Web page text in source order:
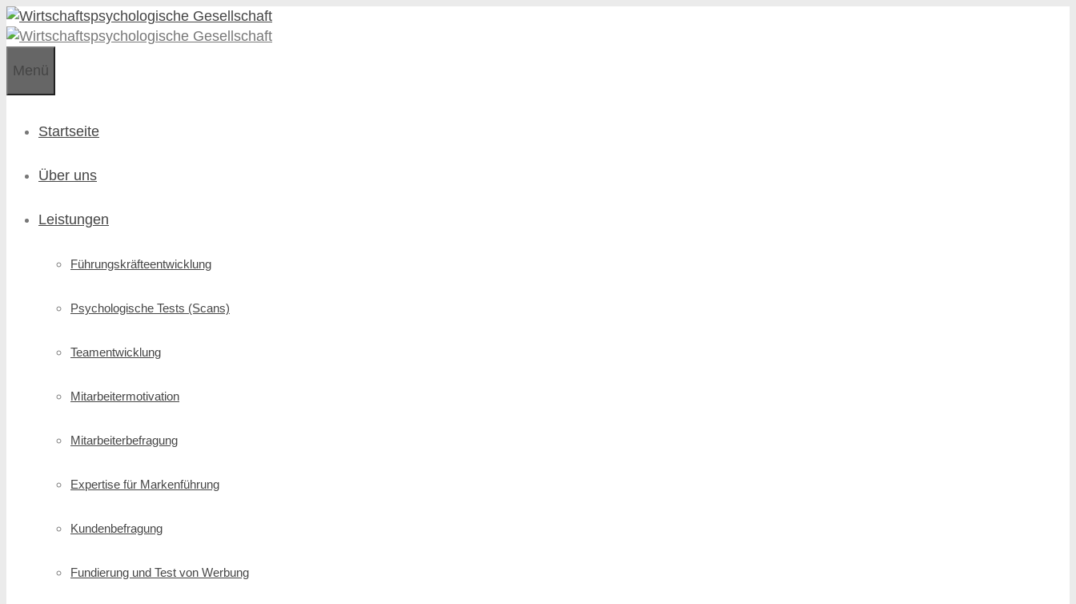
Zum
Inhalt
Zum
Inhalt
Menü
Startseite
Über uns
Leistungen
Führungskräfte­entwicklung
Psychologische Tests (Scans)
Teamentwicklung
Mitarbeitermotivation
Mitarbeiterbefragung
Expertise für Markenführung
Kundenbefragung
Fundierung und Test von Werbung